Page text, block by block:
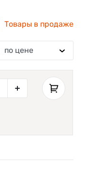
Товары в продаже
по цене